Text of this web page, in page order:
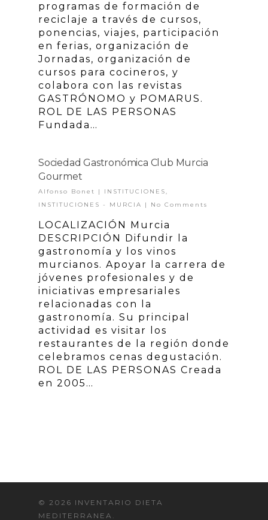
programas de formación de
reciclaje a través de cursos,
ponencias, viajes, participación
en ferias, organización de
Jornadas, organización de
cursos para cocineros, y
colabora con las revistas
GASTRÓNOMO y POMARUS.
ROL DE LAS PERSONAS
Fundada…
Sociedad Gastronómica Club Murcia
Gourmet
Alfonso Bonet | INSTITUCIONES,
INSTITUCIONES - MURCIA
| No Comments
LOCALIZACIÓN Murcia
DESCRIPCIÓN Difundir la
gastronomía y los vinos
murcianos. Apoyar la carrera de
jóvenes profesionales y de
iniciativas empresariales
relacionadas con la
gastronomía. Su principal
actividad es visitar los
restaurantes de la región donde
celebramos cenas degustación.
ROL DE LAS PERSONAS Creada
en 2005…
© 2026 INVENTARIO DIETA
MEDITERRANEA.